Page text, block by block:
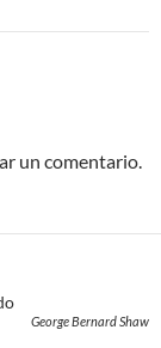
un comentario.
George Bernard Shaw